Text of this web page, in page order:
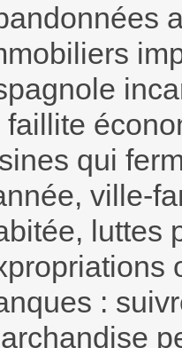
faillite
qui
ville-
luttes
: